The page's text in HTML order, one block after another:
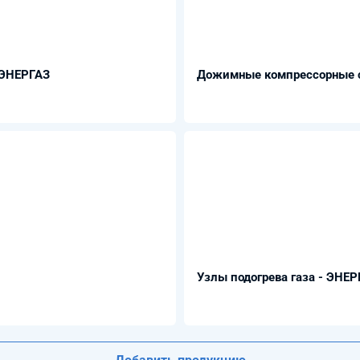
Дожимные компрессорные
Узлы подогрева газа -